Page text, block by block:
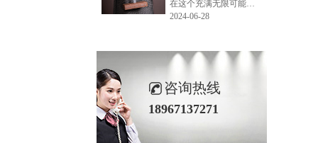
在这个充满无限可能的2024年夏季，LEMONLEE品牌设计师如虎以其非凡的创意与对自然的深刻理解，精心打造的红雪松木球礼盒，在“2024未来·已来——第六届香港新锐当代设计奖”中摘得铜奖。这不仅是对设计师如虎原创设计能力的嘉奖，更是对LEMONLEE品牌的高度认可。
2024-06-28
咨询热线
18967137271